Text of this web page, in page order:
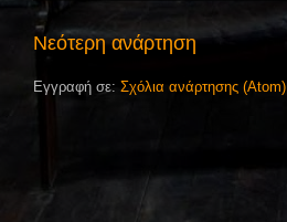
Νεότερη ανάρτηση
Εγγραφή σε: Σχόλια ανάρτησης (Atom)